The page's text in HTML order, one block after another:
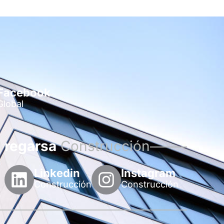
regarsaConstrucción
Linkedin
Construcción
Instagram
Construcción